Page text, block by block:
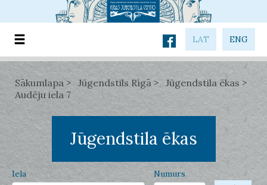
LAT ENG
Sākumlapa Jūgendstils Rīgā
Jūgendstila ēkas
Audēju iela 7
Jūgendstila ēkas
Iela Numurs